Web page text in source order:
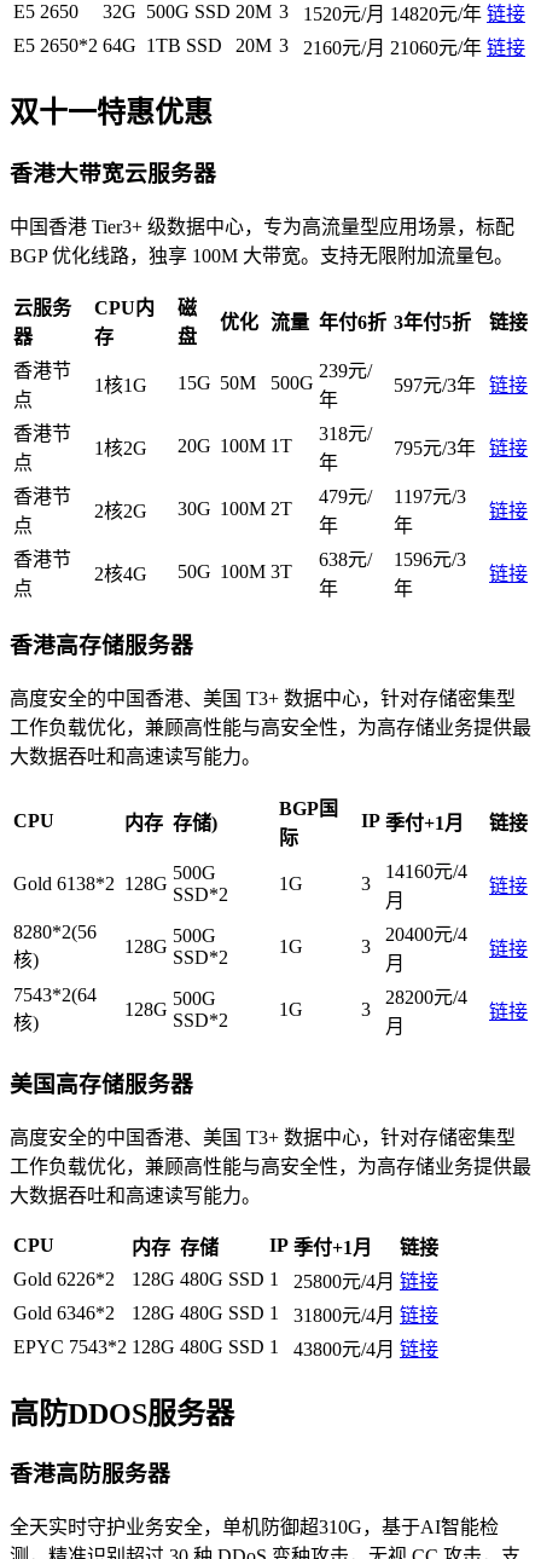
E5 2650
32G 500G SSD 20M 3 1520元/月 14820元/年 链接
E5 2650*2 64G 1TB SSD 20M 3 2160元/月 21060元/年 链接
双十一特惠优惠
香港大带宽云服务器
中国香港 Tier3+ 级数据中心，专为高流量型应用场景，标配
BGP 优化线路，独享 100M 大带宽。支持无限附加流量包。
云服务
器
CPU内
存
磁
盘
优化 流量 年付6折 3年付5折 链接
香港节
点
1核1G 15G 50M 500G
239元/
年
597元/3年 链接
香港节
点
1核2G 20G 100M 1T
318元/
年
795元/3年 链接
香港节
点
2核2G 30G 100M 2T
479元/
年
1197元/3
年
链接
香港节
点
2核4G 50G 100M 3T
638元/
年
1596元/3
年
链接
香港高存储服务器
高度安全的中国香港、美国 T3+ 数据中心，针对存储密集型
工作负载优化，兼顾高性能与高安全性，为高存储业务提供最
大数据吞吐和高速读写能力。
CPU 内存 存储)
BGP国
际
IP 季付+1月 链接
Gold 6138*2 128G
500G
SSD*2
1G 3
14160元/4
月
链接
8280*2(56
核)
128G
500G
SSD*2
1G 3
20400元/4
月
链接
7543*2(64
核)
128G
500G
SSD*2
1G 3
28200元/4
月
链接
美国高存储服务器
高度安全的中国香港、美国 T3+ 数据中心，针对存储密集型
工作负载优化，兼顾高性能与高安全性，为高存储业务提供最
大数据吞吐和高速读写能力。
CPU 内存 存储 IP 季付+1月
链接
Gold 6226*2
128G 480G SSD 1 25800元/4月 链接
Gold 6346*2
128G 480G SSD 1 31800元/4月 链接
EPYC 7543*2 128G 480G SSD 1 43800元/4月 链接
高防DDOS服务器
香港高防服务器
全天实时守护业务安全，单机防御超310G，基于AI智能检